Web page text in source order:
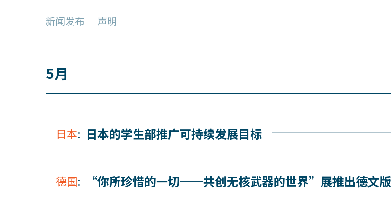
新闻发布 声明
5月
日本: 日本的学生部推广可持续发展目标
德国: “你所珍惜的一切──共创无核武器的世界”展推出德文版